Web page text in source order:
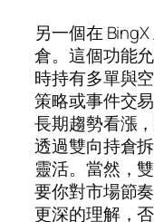
另一個在
倉。這個功能
時持有多單與
策略或事件交
長期趨勢看漲
透過雙向持倉
靈活。當然，
要你對市場節
更深的理解，